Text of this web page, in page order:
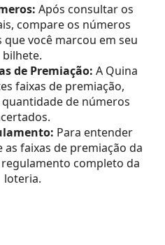
Após consultar os
compare os números
você marcou em seu
bilhete.
de Premiação: A Quina
faixas de premiação,
de números
Para entender
faixas de premiação da
completo da
loteria.